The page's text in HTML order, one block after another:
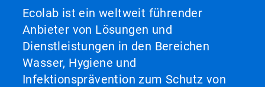
Ecolab ist ein weltweit führender
Anbieter von Lösungen und
Dienstleistungen in den Bereichen
Wasser, Hygiene und
Infektionsprävention zum Schutz von